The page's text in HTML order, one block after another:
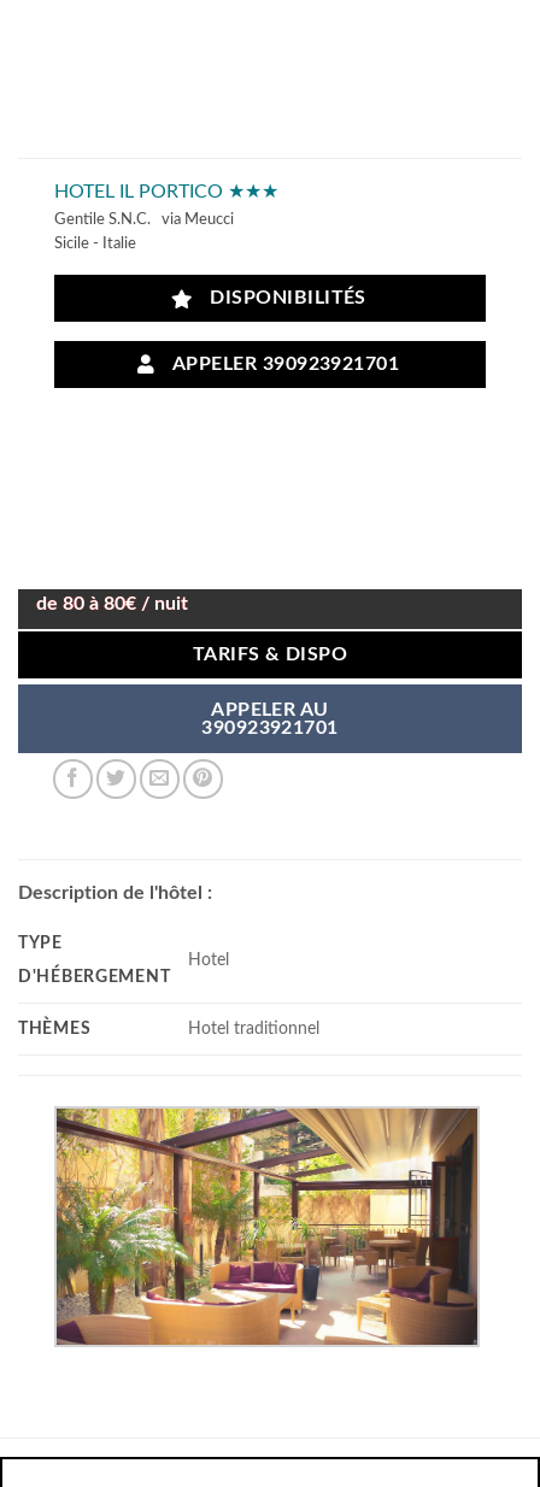
HOTEL IL PORTICO ★★★
Gentile S.N.C. via Meucci
Sicile - Italie
DISPONIBILITÉS
APPELER 390923921701
de 80 à 80€ / nuit
TARIFS & DISPO
APPELER AU
390923921701
Description de l'hôtel :
TYPE
D'HÉBERGEMENT
Hotel
THÈMES Hotel traditionnel